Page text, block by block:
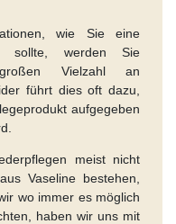
wie Sie eine
sollte, werden Sie
Vielzahl an
führt dies oft dazu,
aufgegeben
meist nicht
Vaseline bestehen,
wo immer es möglich
haben wir uns mit